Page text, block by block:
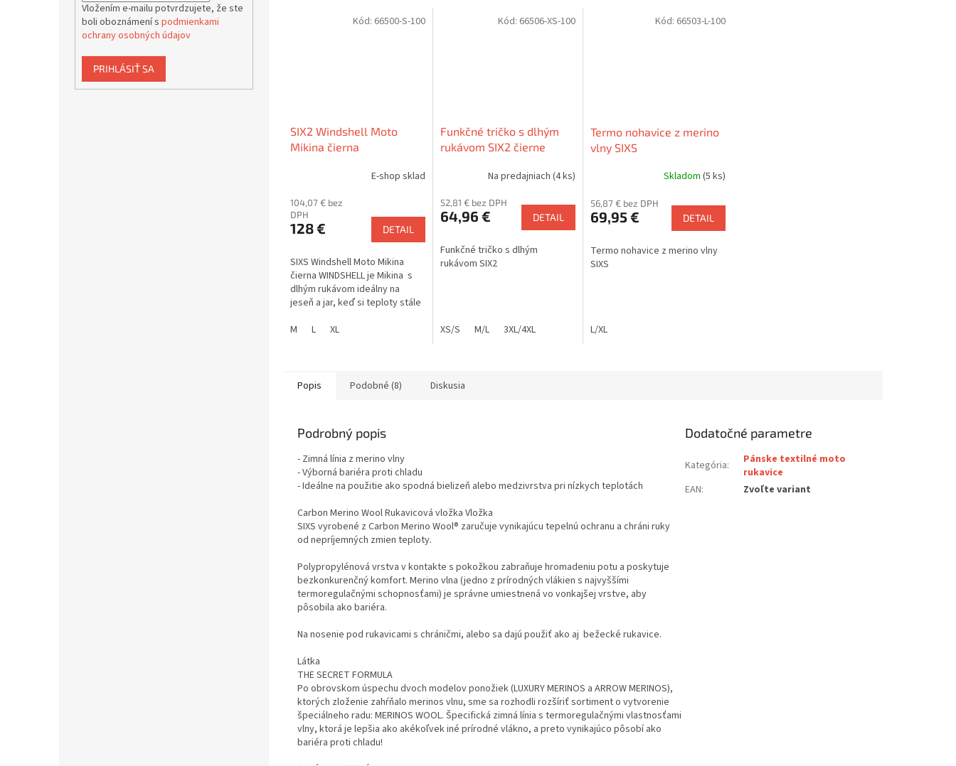
Vložením e-mailu potvrdzujete, že ste
boli oboznámení s podmienkami
ochrany osobných údajov
PRIHLÁSIŤ SA
SIX2 Windshell Moto
Mikina čierna
E-shop sklad
104,07 € bez
DPH
128 € DETAIL
SIXS Windshell Moto Mikina
čierna WINDSHELL je Mikina s
dlhým rukávom ideálny na
jeseň a jar, keď si teploty stále
studeným vzduchom.
M L XL
Kód: 66500-S-100
Funkčné tričko s dlhým
rukávom SIX2 čierne
Na predajniach (4 ks)
52,81 € bez DPH
64,96 € DETAIL
Funkčné tričko s dlhým
rukávom SIX2
XS/S M/L 3XL/4XL
Kód: 66506-XS-100
Termo nohavice z merino
vlny SIXS
Skladom(5 ks)
56,87 € bez DPH
69,95 € DETAIL
Termo nohavice z merino vlny
SIXS
L/XL
Kód: 66503-L-100
Popis Podobné (8) Diskusia
Podrobný popis
- Zimná línia z merino vlny
- Výborná bariéra proti chladu
- Ideálne na použitie ako spodná bielizeň alebo medzivrstva pri nízkych teplotách
Carbon Merino Wool Rukavicová vložka Vložka
SIXS vyrobené z Carbon Merino Wool® zaručuje vynikajúcu tepelnú ochranu a chráni ruky
od nepríjemných zmien teploty.
Polypropylénová vrstva v kontakte s pokožkou zabraňuje hromadeniu potu a poskytuje
bezkonkurenčný komfort. Merino vlna (jedno z prírodných vlákien s najvyššími
termoregulačnými schopnosťami) je správne umiestnená vo vonkajšej vrstve, aby
pôsobila ako bariéra.
Na nosenie pod rukavicami s chráničmi, alebo sa dajú použiť ako aj bežecké rukavice.
Látka
THE SECRET FORMULA
Po obrovskom úspechu dvoch modelov ponožiek (LUXURY MERINOS a ARROW MERINOS),
ktorých zloženie zahŕňalo merinos vlnu, sme sa rozhodli rozšíriť sortiment o vytvorenie
špeciálneho radu: MERINOS WOOL. Špecifická zimná línia s termoregulačnými vlastnosťami
vlny, ktorá je lepšia ako akékoľvek iné prírodné vlákno, a preto vynikajúco pôsobí ako
bariéra proti chladu!
Dodatočné parametre
Kategória:
Pánske textilné moto
rukavice
EAN: Zvoľte variant